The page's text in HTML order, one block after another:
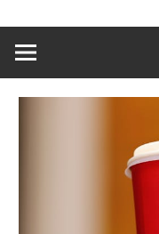
pur